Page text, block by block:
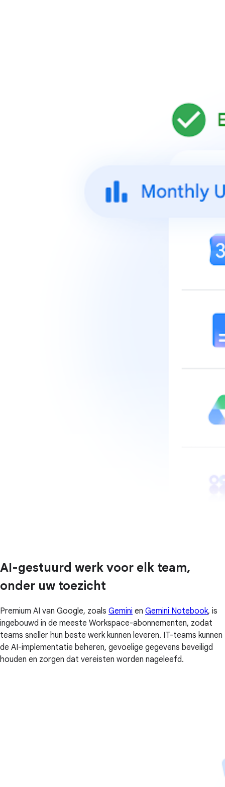
AI-gestuurd werk voor elk team,
onder uw toezicht
Premium AI van Google, zoals Gemini en Gemini Notebook, is
ingebouwd in de meeste Workspace-abonnementen, zodat
teams sneller hun beste werk kunnen leveren. IT-teams kunnen
de AI-implementatie beheren, gevoelige gegevens beveiligd
houden en zorgen dat vereisten worden nageleefd.